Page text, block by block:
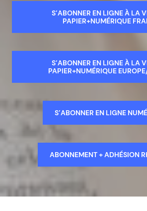
S’ABONNER EN LIGNE À LA
PAPIER+NUMÉRIQUE
S’ABONNER EN LIGNE À LA
PAPIER+NUMÉRIQUE
S’ABONNER EN LIGNE
ABONNEMENT + ADHÉSION